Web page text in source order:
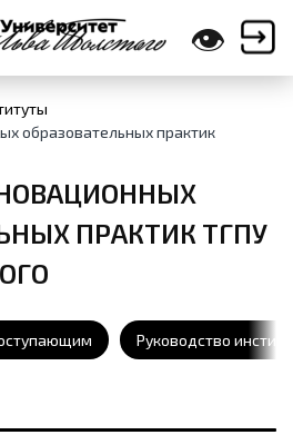
👁
образовательных практик
ПРАКТИК ТГПУ
Руководство